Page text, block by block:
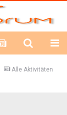
Alle Aktivitäten